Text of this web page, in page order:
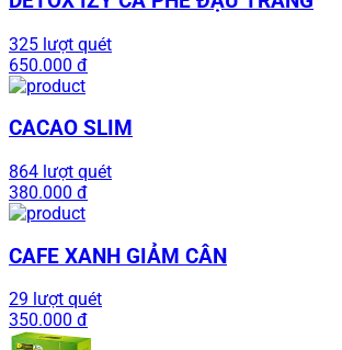
325 lượt quét
650.000 đ
CACAO SLIM
864 lượt quét
380.000 đ
CAFE XANH GIẢM CÂN
29 lượt quét
350.000 đ